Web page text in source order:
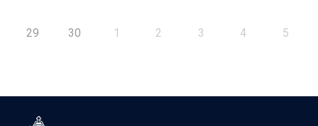
29 30 1 2 3 4 5